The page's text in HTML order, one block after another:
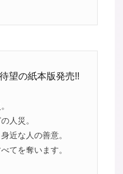
望の紙本版発売!!
人災。
近な人の善意。
てを奪います。